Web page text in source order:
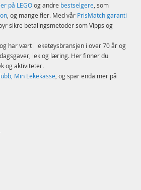
på LEGOog andre bestselgere, som
, og mange fler. Med vår PrisMatch garanti
sikre betalingsmetoder som Vipps og
har vært i leketøysbransjen i over 70 år og
lek og læring. Her finner du
og aktiviteter.
Min Lekekasse, og spar enda mer på